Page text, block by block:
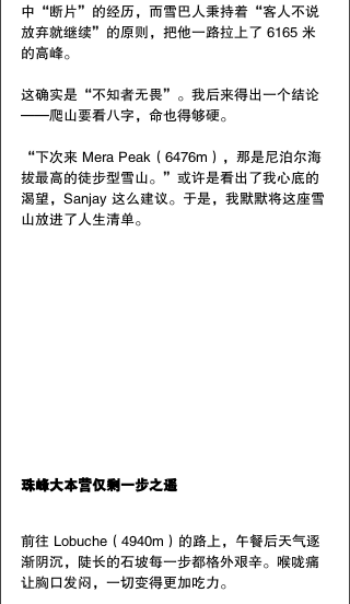
中“断片”的经历，而雪巴人秉持着“客人不说
放弃就继续”的原则，把他一路拉上了 6165 米
的高峰。
这确实是“不知者无畏”。我后来得出一个结论
——爬山要看八字，命也得够硬。
“下次来 Mera Peak（6476m），那是尼泊尔海
拔最高的徒步型雪山。”或许是看出了我心底的
渴望，Sanjay 这么建议。于是，我默默将这座雪
山放进了人生清单。
珠峰大本营仅剩一步之遥
前往 Lobuche（4940m）的路上，午餐后天气逐
渐阴沉，陡长的石坡每一步都格外艰辛。喉咙痛
让胸口发闷，一切变得更加吃力。